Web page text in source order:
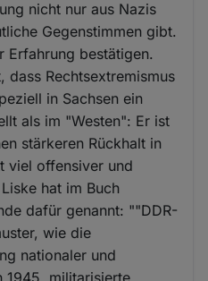
nicht nur aus Nazis
Gegenstimmen gibt.
Erfahrung bestätigen.
dass Rechtsextremismus
in Sachsen ein
als im "Westen": Er ist
stärkeren Rückhalt in
viel offensiver und
hat im Buch
dafür genannt: ""DDR-
wie die
nationaler und
1945, militarisierte